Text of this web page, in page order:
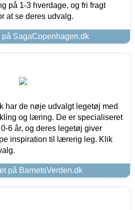
på 1-3 hverdage, og fri fragt
at se deres udvalg.
på SagaCopenhagen.dk
har de nøje udvalgt legetøj med
og læring. De er specialiseret
6 år, og deres legetøj giver
inspiration til lærerig leg. Klik
på BarnetsVerden.dk